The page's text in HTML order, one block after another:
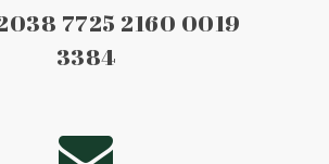
7725 2160 0019
3384